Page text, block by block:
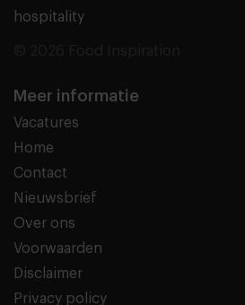
hospitality
Meer informatie
Vacatures
Home
Contact
Nieuwsbrief
Over ons
Voorwaarden
Disclaimer
Privacy policy